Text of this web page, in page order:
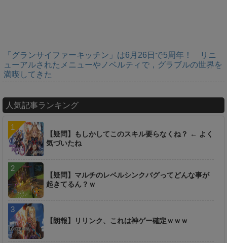
「グランサイファーキッチン」は6月26日で5周年！ リニ
ューアルされたメニューやノベルティで，グラブルの世界を
満喫してきた
人気記事ランキング
【疑問】もしかしてこのスキル要らなくね？ ← よく
気づいたね
【疑問】マルチのレベルシンクバグってどんな事が
起きてるん？ｗ
【朗報】リリンク、これは神ゲー確定ｗｗｗ